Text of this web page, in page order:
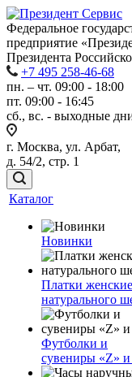
Федеральное
предприятие
Президента
+7 495 258-46-68
пн. – чт. 09:00 - 18:00
пт. 09:00 - 16:45
сб., вс. - выходные
г. Москва, ул. Арбат,
д. 54/2, стр. 1
Каталог
Новинки
Платки
натурального
Футболки и
сувениры «Z»